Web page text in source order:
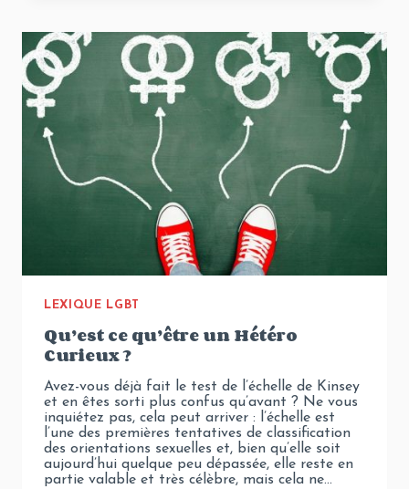
SES
PROCHES
?
LEXIQUE LGBT
Qu’est ce qu’être un Hétéro
Curieux ?
Avez-vous déjà fait le test de l’échelle de Kinsey
et en êtes sorti plus confus qu’avant ? Ne vous
inquiétez pas, cela peut arriver : l’échelle est
l’une des premières tentatives de classification
des orientations sexuelles et, bien qu’elle soit
aujourd’hui quelque peu dépassée, elle reste en
partie valable et très célèbre, mais cela ne…